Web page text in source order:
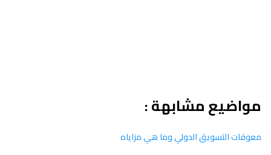
مواضيع مشابهة :
معوقات التسويق الدولي وما هي مزاياه